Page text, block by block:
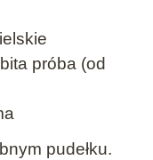
próba (od
pudełku.